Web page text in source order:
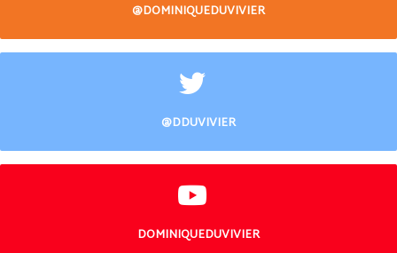
@DOMINIQUEDUVIVIER
@DDUVIVIER
DOMINIQUEDUVIVIER